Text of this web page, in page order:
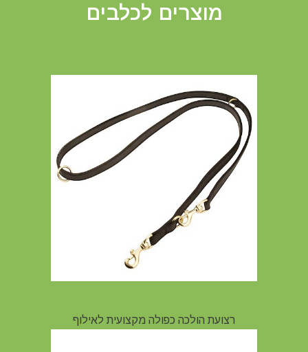
מוצרים לכלבים
רצועת הולכה כפולה מקצועית לאילוף